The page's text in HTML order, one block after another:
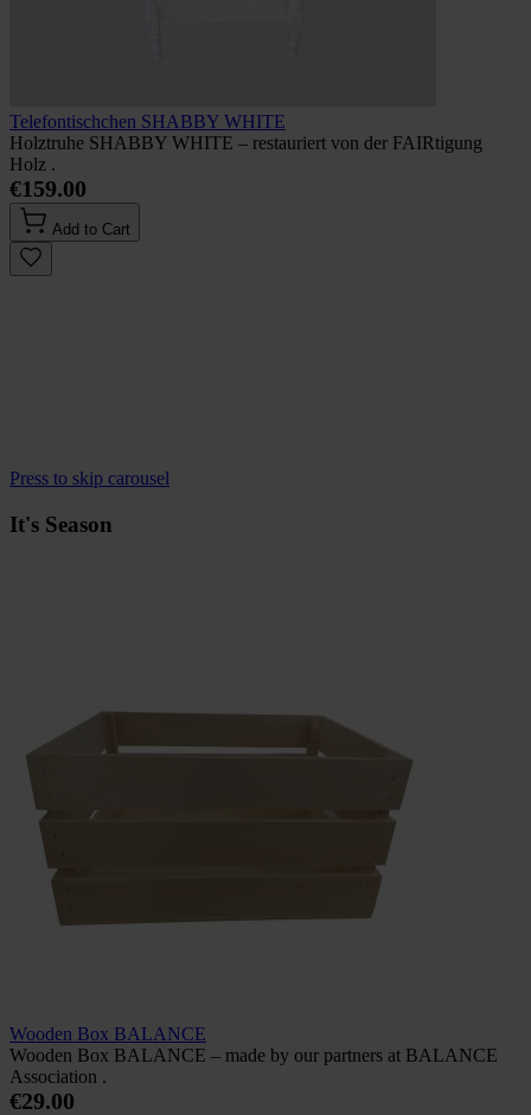
Telefontischchen SHABBY WHITE
Holztruhe SHABBY WHITE – restauriert von der FAIRtigung
Holz .
€159.00
Add to Cart
Press to skip carousel
It's Season
Wooden Box BALANCE
Wooden Box BALANCE – made by our partners at BALANCE
Association .
€29.00